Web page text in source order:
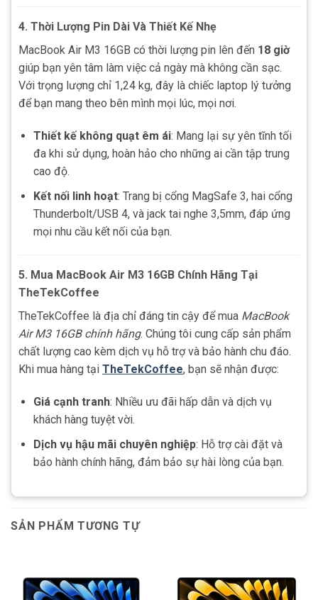
4. Thời Lượng Pin Dài Và Thiết Kế Nhẹ
MacBook Air M3 16GB có thời lượng pin lên đến 18 giờ
giúp bạn yên tâm làm việc cả ngày mà không cần sạc.
Với trọng lượng chỉ 1,24 kg, đây là chiếc laptop lý tưởng
để bạn mang theo bên mình mọi lúc, mọi nơi.
Thiết kế không quạt êm ái: Mang lại sự yên tĩnh tối
đa khi sử dụng, hoàn hảo cho những ai cần tập trung
cao độ.
Kết nối linh hoạt: Trang bị cổng MagSafe 3, hai cổng
Thunderbolt/USB 4, và jack tai nghe 3,5mm, đáp ứng
mọi nhu cầu kết nối của bạn.
5. Mua MacBook Air M3 16GB Chính Hãng Tại
TheTekCoffee
TheTekCoffee là địa chỉ đáng tin cậy để mua MacBook
Air M3 16GB chính hãng. Chúng tôi cung cấp sản phẩm
chất lượng cao kèm dịch vụ hỗ trợ và bảo hành chu đáo.
Khi mua hàng tại TheTekCoffee, bạn sẽ nhận được:
Giá cạnh tranh: Nhiều ưu đãi hấp dẫn và dịch vụ
khách hàng tuyệt vời.
Dịch vụ hậu mãi chuyên nghiệp: Hỗ trợ cài đặt và
bảo hành chính hãng, đảm bảo sự hài lòng của bạn.
SẢN PHẨM TƯƠNG TỰ